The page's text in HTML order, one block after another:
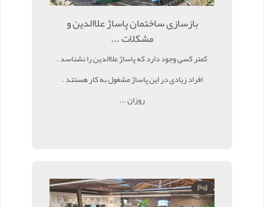
بازسازی ساختمان پاساژ علاالدین و
مشکلات ...
کمتر کسی وجود دارد که پاساژ علاالدین را نشناسد .
افراد زیادی در این پاساژ مشغول به کار هستند .
روزان ...